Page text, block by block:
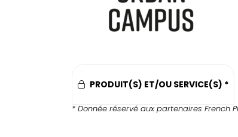
PRODUIT(S) ET/OU SERVICE(S) *
* Donnée réservé aux partenaires French